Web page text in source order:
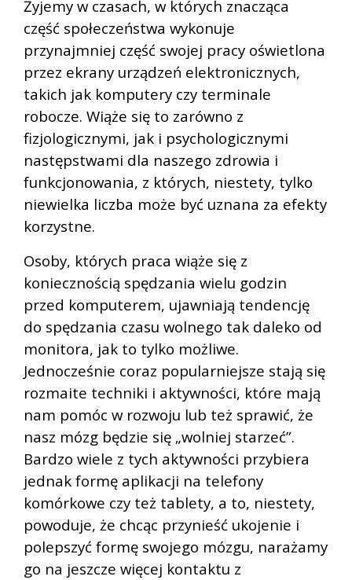
Żyjemy w czasach, w których znacząca
część społeczeństwa wykonuje
przynajmniej część swojej pracy oświetlona
przez ekrany urządzeń elektronicznych,
takich jak komputery czy terminale
robocze. Wiąże się to zarówno z
fizjologicznymi, jak i psychologicznymi
następstwami dla naszego zdrowia i
funkcjonowania, z których, niestety, tylko
niewielka liczba może być uznana za efekty
korzystne.
Osoby, których praca wiąże się z
koniecznością spędzania wielu godzin
przed komputerem, ujawniają tendencję
do spędzania czasu wolnego tak daleko od
monitora, jak to tylko możliwe.
Jednocześnie coraz popularniejsze stają się
rozmaite techniki i aktywności, które mają
nam pomóc w rozwoju lub też sprawić, że
nasz mózg będzie się „wolniej starzeć”.
Bardzo wiele z tych aktywności przybiera
jednak formę aplikacji na telefony
komórkowe czy też tablety, a to, niestety,
powoduje, że chcąc przynieść ukojenie i
polepszyć formę swojego mózgu, narażamy
go na jeszcze więcej kontaktu z